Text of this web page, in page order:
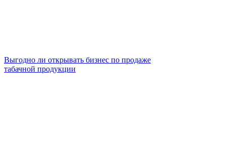
Выгодно ли открывать бизнес по продаже
табачной продукции